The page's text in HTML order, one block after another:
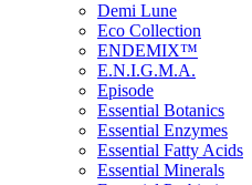
Demi Lune
Eco Collection
ENDEMIX™
E.N.I.G.M.A.
Episode
Essential Botanics
Essential Enzymes
Essential Fatty Acids
Essential Minerals